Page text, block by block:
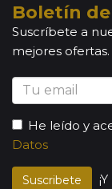
Boletín
Suscríbete a
mejores ofertas.
He leído y
Datos
Suscribete